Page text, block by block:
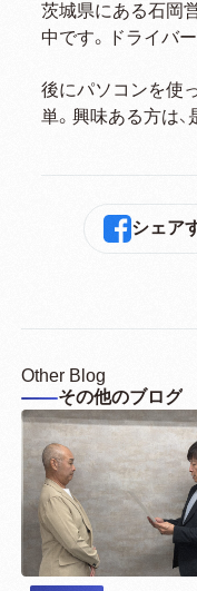
茨城県にある石岡
中です。ドライバ
後にパソコンを使
単。興味ある方は、
シェア
その他のブログ
Other Blog